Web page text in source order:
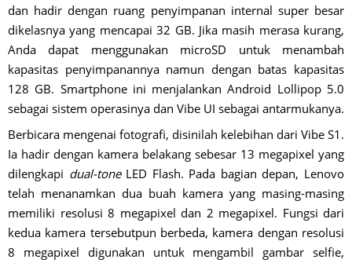
dan hadir dengan ruang penyimpanan internal super besar
dikelasnya yang mencapai 32 GB. Jika masih merasa kurang,
Anda dapat menggunakan microSD untuk menambah
kapasitas penyimpanannya namun dengan batas kapasitas
128 GB. Smartphone ini menjalankan Android Lollipop 5.0
sebagai sistem operasinya dan Vibe UI sebagai antarmukanya.
Berbicara mengenai fotografi, disinilah kelebihan dari Vibe S1.
Ia hadir dengan kamera belakang sebesar 13 megapixel yang
dilengkapi dual-toneLED Flash. Pada bagian depan, Lenovo
telah menanamkan dua buah kamera yang masing-masing
memiliki resolusi 8 megapixel dan 2 megapixel. Fungsi dari
kedua kamera tersebutpun berbeda, kamera dengan resolusi
8 megapixel digunakan untuk mengambil gambar selfie,